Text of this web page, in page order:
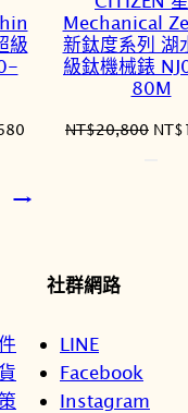
級
格：
商
品
Mechanical
新鈦度系列 湖
級鈦機械錶
80M
NT$20,800 原
NT$
→
社群網路
LINE
Facebook
Instagram